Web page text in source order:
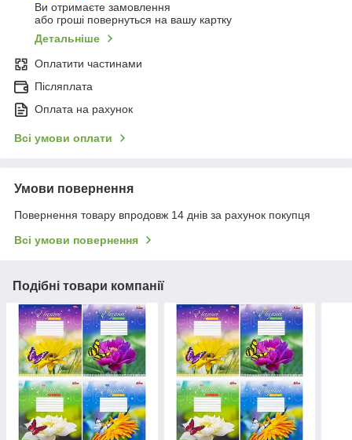
Ви отримаєте замовлення
або гроші повернуться на вашу картку
Детальніше
Оплатити частинами
Післяплата
Оплата на рахунок
Всі умови оплати
Умови повернення
Повернення товару впродовж 14 днів за рахунок покупця
Всі умови повернення
Подібні товари компанії